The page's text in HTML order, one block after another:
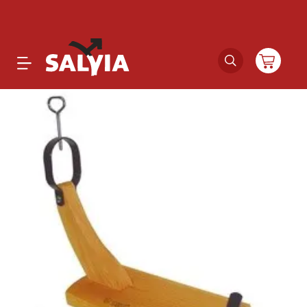
Productos
Novedades
Outlet
Ofertas
Marcas
Catálogos